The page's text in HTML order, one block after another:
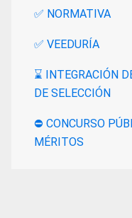
✅ NORMATIVA
✅ VEEDURÍA
⌛ INTEGRACIÓN
DE SELECCIÓN
⛔ CONCURSO
MÉRITOS